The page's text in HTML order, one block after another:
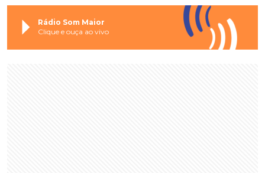
Rádio Som Maior
Clique e ouça ao vivo